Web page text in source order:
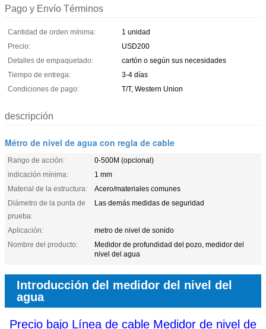
Pago y Envío Términos
Cantidad de orden mínima:
1 unidad
Precio:
USD200
Detalles de empaquetado:
cartón o según sus necesidades
Tiempo de entrega:
3-4 días
Condiciones de pago:
T/T, Western Union
descripción
Métro de nivel de agua con regla de cable
Rango de acción:
0-500M (opcional)
indicación mínima:
1 mm
Material de la estructura:
Acero/materiales comunes
Diámetro de la punta de
prueba:
Las demás medidas de seguridad
Aplicación:
metro de nivel de sonido
Nombre del producto:
Medidor de profundidad del pozo, medidor del
nivel del agua
Introducción del medidor del nivel del
agua
Precio bajo Línea de cable Medidor de nivel de